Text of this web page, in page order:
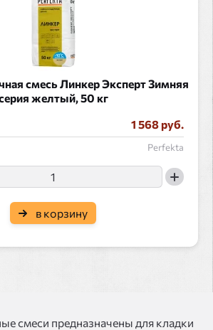
смесь Линкер Эксперт Зимняя
желтый, 50 кг
1 568 руб.
Perfekta
в корзину
смеси предназначены для кладки